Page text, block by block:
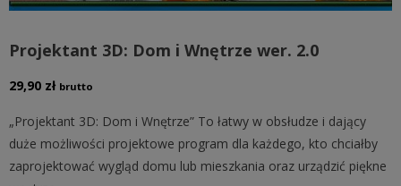
Projektant 3D: Dom i Wnętrze wer. 2.0
29,90 zł brutto
„Projektant 3D: Dom i Wnętrze” To łatwy w obsłudze i dający
duże możliwości projektowe program dla każdego, kto chciałby
zaprojektować wygląd domu lub mieszkania oraz urządzić piękne